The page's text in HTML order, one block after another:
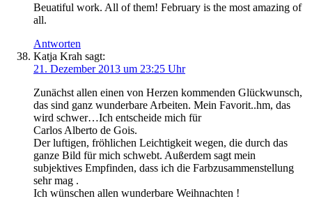
Beuatiful work. All of them! February is the most amazing of
all.
Antworten
Katja Krah sagt:
21. Dezember 2013 um 23:25 Uhr
Zunächst allen einen von Herzen kommenden Glückwunsch,
das sind ganz wunderbare Arbeiten. Mein Favorit..hm, das
wird schwer…Ich entscheide mich für
Carlos Alberto de Gois.
Der luftigen, fröhlichen Leichtigkeit wegen, die durch das
ganze Bild für mich schwebt. Außerdem sagt mein
subjektives Empfinden, dass ich die Farbzusammenstellung
sehr mag .
Ich wünschen allen wunderbare Weihnachten !